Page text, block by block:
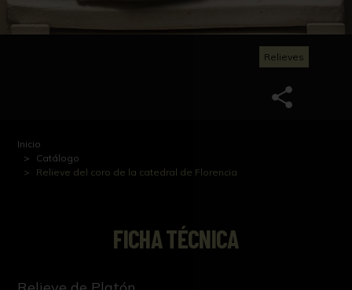
Relieves
Inicio
Catálogo
Relieve del coro de la catedral de Florencia
FICHA TÉCNICA